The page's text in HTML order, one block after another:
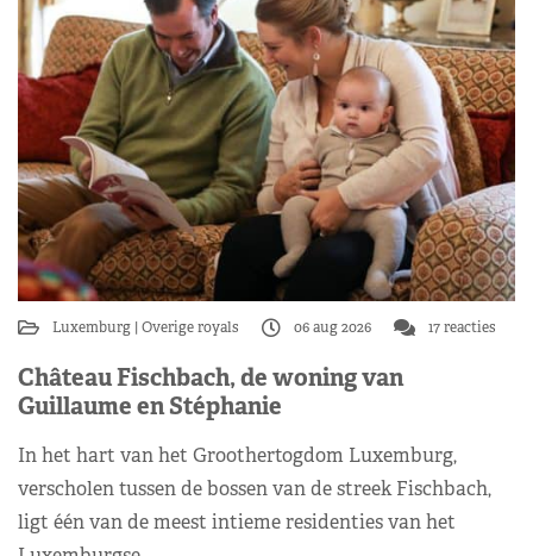
Luxemburg Overige royals 06 aug 2026 17 reacties
Château Fischbach, de woning van
Guillaume en Stéphanie
In het hart van het Groothertogdom Luxemburg,
verscholen tussen de bossen van de streek Fischbach,
ligt één van de meest intieme residenties van het